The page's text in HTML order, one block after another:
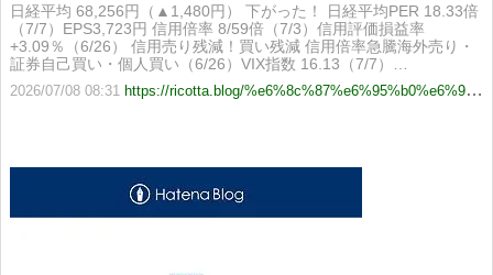
日経平均 68,256円（▲1,480円） 下がった！ 日経平均PER 18.33倍
（7/7）EPS3,723円 信用倍率 8/59倍（7/3）信用評価損益率
+3.09％（6/26） 信用売り残減！買い残減 信用倍率急騰海外売り・
証券自己買い・個人買い（6/26）VIX指数 16.13（7/7）…
2026/07/08 08:31 https://ricotta.blog/%e6%8c%87%e6%95%b0%e6%9b%b4%e6%96%b0-8/